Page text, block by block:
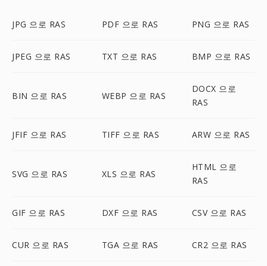
JPG 으로 RAS PDF 으로 RAS PNG 으로 RAS
JPEG 으로 RAS TXT 으로 RAS BMP 으로 RAS
BIN 으로 RAS WEBP 으로 RAS
DOCX 으로
RAS
JFIF 으로 RAS TIFF 으로 RAS ARW 으로 RAS
SVG 으로 RAS XLS 으로 RAS
HTML 으로
RAS
GIF 으로 RAS DXF 으로 RAS CSV 으로 RAS
CUR 으로 RAS TGA 으로 RAS CR2 으로 RAS